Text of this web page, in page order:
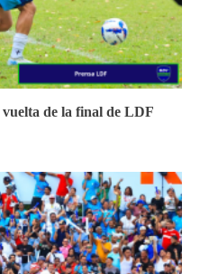
vuelta de la final de LDF